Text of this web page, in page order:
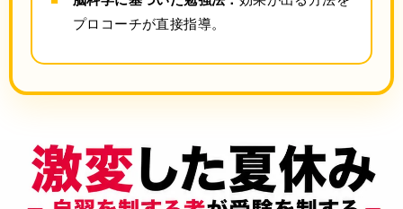
プロコーチが直接指導。